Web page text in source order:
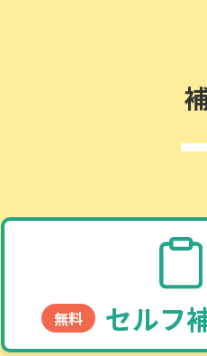
無料 セルフ